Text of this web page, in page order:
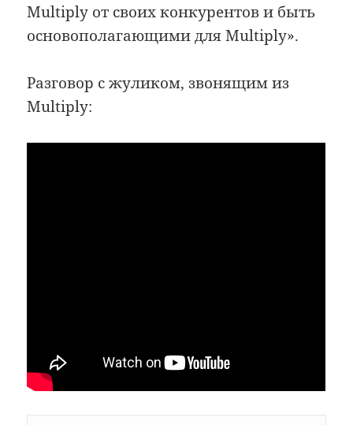
Multiply от своих конкурентов и быть
основополагающими для Multiply».
Разговор с жуликом, звонящим из
Multiply: